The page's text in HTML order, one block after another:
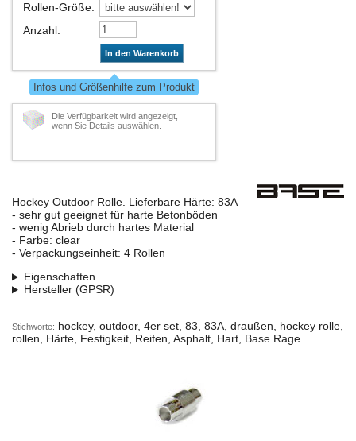
Rollen-Größe:
Anzahl:
In den Warenkorb
Infos und Größenhilfe zum Produkt
Die Verfügbarkeit wird angezeigt,
wenn Sie Details auswählen.
Hockey Outdoor Rolle. Lieferbare Härte: 83A
- sehr gut geeignet für harte Betonböden
- wenig Abrieb durch hartes Material
- Farbe: clear
- Verpackungseinheit: 4 Rollen
Eigenschaften
Hersteller (GPSR)
Stichworte: hockey, outdoor, 4er set, 83, 83A, draußen, hockey rolle,
rollen, Härte, Festigkeit, Reifen, Asphalt, Hart, Base Rage